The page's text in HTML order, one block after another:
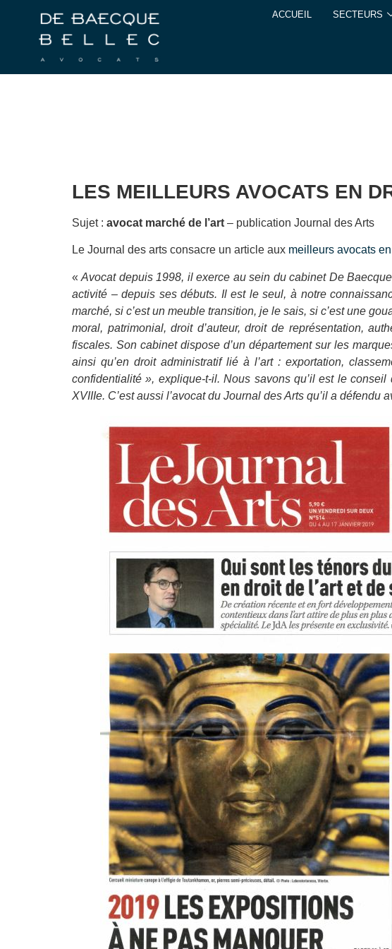
ACCUEIL SECTEURS
LES MEILLEURS AVOCATS EN
Sujet : avocat marché de l’art – publication Journal des Arts
Le Journal des arts consacre un article aux meilleurs avocats
«Avocat depuis 1998, il exerce au sein du cabinet De
activité – depuis ses débuts. Il est le seul, à notre
marché, si c’est un meuble transition, je le sais, si c’est une
moral, patrimonial, droit d’auteur, droit de représentation,
fiscales. Son cabinet dispose d’un département sur les
ainsi qu’en droit administratif lié à l’art : exportation,
confidentialité », explique-t-il. Nous savons qu’il est le
XVIIIe. C’est aussi l’avocat du Journal des Arts qu’il a